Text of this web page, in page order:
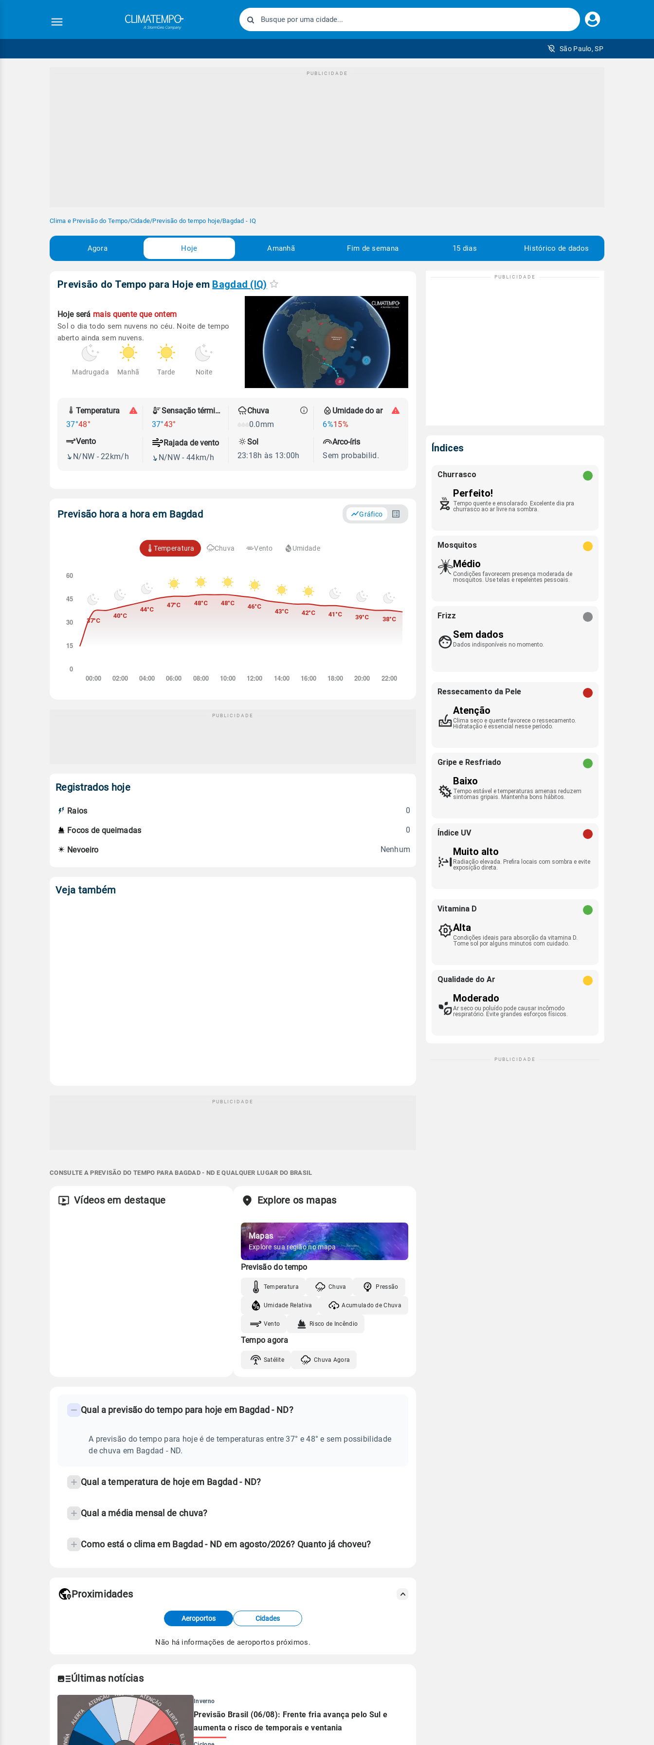
Faça
seu
São Paulo, SP
Clima e Previsão do Tempo/Cidade/Previsão do tempo hoje/Bagdad - IQ
Agora Hoje Amanhã Fim de semana 15 dias Histórico de dados
Previsão do Tempo para Hoje em Bagdad (IQ)
Hoje será mais quente que ontem
Sol o dia todo sem nuvens no céu. Noite de tempo
aberto ainda sem nuvens.
Madrugada Manhã Tarde Noite
Temperatura
37°48°
Sensação térmica
37°43°
Chuva
0.0mm
Umidade do ar
6%15%
Vento
N/NW - 22km/h
Rajada de vento
N/NW - 44km/h
Sol
23:18h às 13:00h
Arco-íris
Sem probabilid.
Previsão hora a hora em Bagdad Gráfico
Temperatura Chuva Vento Umidade
Registrados hoje
Raios 0
Focos de queimadas 0
Nevoeiro Nenhum
Veja também
CONSULTE A PREVISÃO DO TEMPO PARA BAGDAD - ND E QUALQUER LUGAR DO BRASIL
Vídeos em destaque Explore os mapas
Mapas
Explore sua região no mapa
Previsão do tempo
Temperatura Chuva Pressão
Umidade Relativa Acumulado de Chuva
Vento Risco de Incêndio
Tempo agora
Satélite Chuva Agora
PREVISÃO
frequentes
temperatura
Qual a previsão do tempo para hoje em Bagdad - ND?
A previsão do tempo para hoje é de temperaturas entre 37° e 48° e sem possibilidade
de chuva em Bagdad - ND.
Qual a temperatura de hoje em Bagdad - ND?
Qual a média mensal de chuva?
Como está o clima em Bagdad - ND em agosto/2026? Quanto já choveu?
de Tempo e Estudos Climáticos (CPTEC).
Proximidades
Aeroportos Cidades
Não há informações de aeroportos próximos.
Últimas notícias
Inverno
Previsão Brasil (06/08): Frente fria avança pelo Sul e
aumenta o risco de temporais e ventania
Índices
Churrasco
Perfeito!
Tempo quente e ensolarado. Excelente dia pra
churrasco ao ar livre na sombra.
Mosquitos
Médio
Condições favorecem presença moderada de
mosquitos. Use telas e repelentes pessoais.
Frizz
Sem dados
Dados indisponíveis no momento.
Ressecamento da Pele
Atenção
Clima seco e quente favorece o ressecamento.
Hidratação é essencial nesse período.
Gripe e Resfriado
Baixo
Tempo estável e temperaturas amenas reduzem
sintomas gripais. Mantenha bons hábitos.
Índice UV
Muito alto
Radiação elevada. Prefira locais com sombra e evite
exposição direta.
Vitamina D
Alta
Condições ideais para absorção da vitamina D.
Tome sol por alguns minutos com cuidado.
Qualidade do Ar
Moderado
Ar seco ou poluído pode causar incômodo
respiratório. Evite grandes esforços físicos.